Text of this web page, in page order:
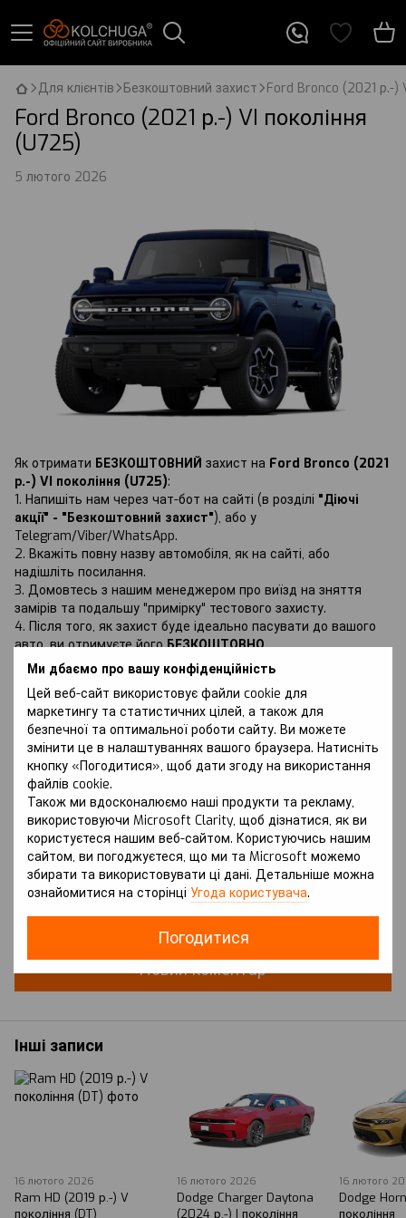
Ми дбаємо про вашу конфіденційність
Цей веб-сайт використовує файли cookie для
маркетингу та статистичних цілей, а також для
безпечної та оптимальної роботи сайту. Ви можете
змінити це в налаштуваннях вашого браузера. Натисніть
кнопку «Погодитися», щоб дати згоду на використання
файлів cookie.
Також ми вдосконалюємо наші продукти та рекламу,
використовуючи Microsoft Clarity, щоб дізнатися, як ви
користуєтеся нашим веб-сайтом. Користуючись нашим
сайтом, ви погоджуєтеся, що ми та Microsoft можемо
збирати та використовувати ці дані. Детальніше можна
ознайомитися на сторінці Угода користувача.
Погодитися
Для клієнтів Безкоштовний захист Ford Bronco (2021 р.-)
Ford Bronco (2021 р.-) VI покоління
(U725)
5 лютого 2026
Як отримати БЕЗКОШТОВНИЙ захист на Ford Bronco (2021
р.-) VI покоління (U725):
1. Напишіть нам через чат-бот на сайті (в розділі "Діючі
акції" - "Безкоштовний захист"), або у
Telegram/Viber/WhatsApp.
2. Вкажіть повну назву автомобіля, як на сайті, або
надішліть посилання.
3. Домовтесь з нашим менеджером про виїзд на зняття
замірів та подальшу "примірку" тестового захисту.
4. Після того, як захист буде ідеально пасувати до вашого
авто, ви отримуєте йогоБЕЗКОШТОВНО.
Обговорення
Додайте перший відгук
Новий коментар
Інші записи
16 лютого 2026
Ram HD (2019 р.-) V
покоління (DT)
16 лютого 2026
Dodge Charger Daytona
(2024 р.-) I покоління
16 лютого
Dodge
покоління